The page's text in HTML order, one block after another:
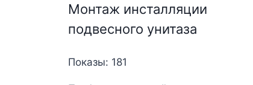
Монтаж инсталляции
подвесного унитаза
Показы: 181